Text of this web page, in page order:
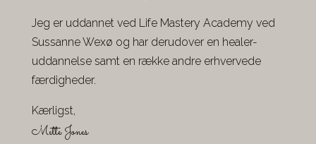
Jeg er uddannet ved Life Mastery Academy ved
Sussanne Wexø og har derudover en healer-
uddannelse samt en række andre erhvervede
færdigheder.
Kærligst,
Mette Jones